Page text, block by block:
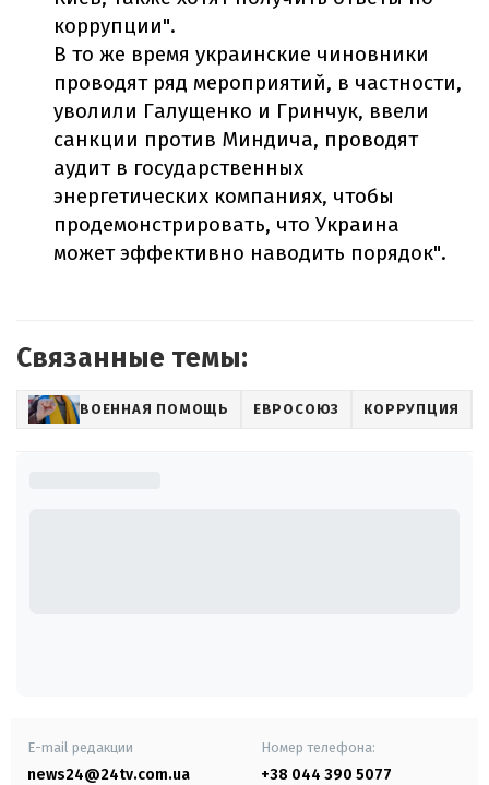
коррупции".
В то же время украинские чиновники
проводят ряд мероприятий, в частности,
уволили Галущенко и Гринчук, ввели
санкции против Миндича, проводят
аудит в государственных
энергетических компаниях, чтобы
продемонстрировать, что Украина
может эффективно наводить порядок".
Связанные темы:
ВОЕННАЯ ПОМОЩЬ ЕВРОСОЮЗ КОРРУПЦИЯ
E-mail редакции
news24@24tv.com.ua
Номер телефона:
+38 044 390 5077